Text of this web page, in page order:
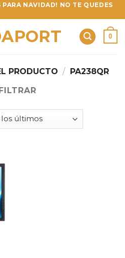
NAVIDAD! NO TE QUEDES
0
PRODUCTO / PA238QR